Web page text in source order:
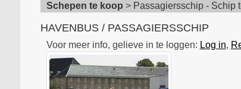
Schepen te koop > Passagiersschip - Schip
HAVENBUS / PASSAGIERSSCHIP
Voor meer info, gelieve in te loggen: Log in,